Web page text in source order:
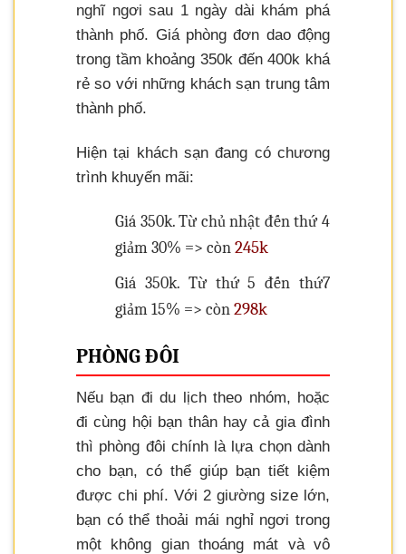
nghĩ ngơi sau 1 ngày dài khám phá
thành phố. Giá phòng đơn dao động
trong tầm khoảng 350k đến 400k khá
rẻ so với những khách sạn trung tâm
thành phố.
Hiện tại khách sạn đang có chương
trình khuyến mãi:
Giá 350k. Từ chủ nhật đến thứ 4
giảm 30% => còn245k
Giá 350k. Từ thứ 5 đến thứ7
giảm 15% => còn298k
PHÒNG ĐÔI
Nếu bạn đi du lịch theo nhóm, hoặc
đi cùng hội bạn thân hay cả gia đình
thì phòng đôi chính là lựa chọn dành
cho bạn, có thể giúp bạn tiết kiệm
được chi phí. Với 2 giường size lớn,
bạn có thể thoải mái nghỉ ngơi trong
một không gian thoáng mát và vô